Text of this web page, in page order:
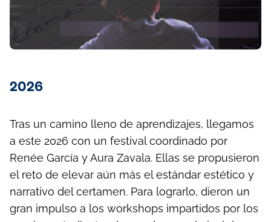
2026
Tras un camino lleno de aprendizajes, llegamos
a este 2026 con un festival coordinado por
Renée García y Aura Zavala. Ellas se propusieron
el reto de elevar aún más el estándar estético y
narrativo del certamen. Para lograrlo, dieron un
gran impulso a los workshops impartidos por los